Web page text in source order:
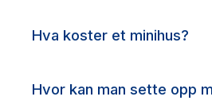
Hva koster et minihus?
Hvor kan man sette opp